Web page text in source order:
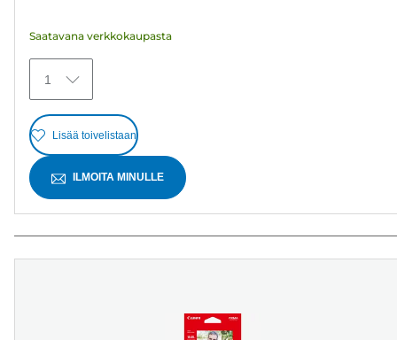
Saatavana verkkokaupasta
1
Lisää toivelistaan
ILMOITA MINULLE